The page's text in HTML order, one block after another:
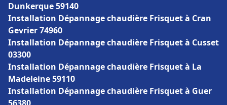
Dunkerque 59140
Installation Dépannage chaudière Frisquet à Cran
Gevrier 74960
Installation Dépannage chaudière Frisquet à Cusset
03300
Installation Dépannage chaudière Frisquet à La
Madeleine 59110
Installation Dépannage chaudière Frisquet à Guer